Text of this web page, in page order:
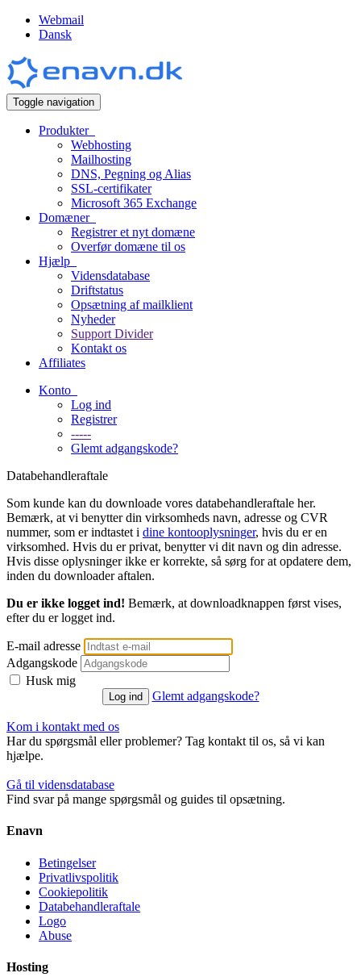
Webmail
Dansk
Toggle navigation
Produkter
Webhosting
Mailhosting
DNS, Pegning og Alias
SSL-certifikater
Microsoft 365 Exchange
Domæner
Registrer et nyt domæne
Overfør domæne til os
Hjælp
Vidensdatabase
Driftstatus
Opsætning af mailklient
Nyheder
Support Divider
Kontakt os
Affiliates
Konto
Log ind
Registrer
-----
Glemt adgangskode?
Databehandleraftale
Som kunde kan du downloade vores databehandleraftale her.
Bemærk, at vi benytter din virksomheds navn, adresse og CVR
nummer, som er indtastet i dine kontooplysninger, hvis du er en
virksomhed. Hvis du er privat, benytter vi dit navn og din adresse.
Hvis disse oplysninger ikke er korrekte, så sørg for at opdatere dem,
inden du downloader aftalen.
Du er ikke logget ind! Bemærk, at downloadknappen først vises,
efter du er logget ind.
E-mail adresse
Adgangskode
Husk mig
Glemt adgangskode?
Kom i kontakt med os
Har du spørgsmål eller problemer? Tag kontakt til os, så vi kan
hjælpe.
Gå til vidensdatabase
Find svar på mange spørgsmål og guides til opsætning.
Enavn
Betingelser
Privatlivspolitik
Cookiepolitik
Databehandleraftale
Logo
Abuse
Hosting